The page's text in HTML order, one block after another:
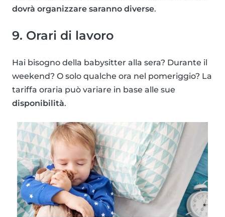
dovrà organizzare saranno diverse.
9. Orari di lavoro
Hai bisogno della babysitter alla sera? Durante il
weekend? O solo qualche ora nel pomeriggio? La
tariffa oraria può variare in base alle sue
disponibilità.